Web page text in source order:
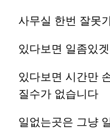
사무실 한번 잘못
있다보면 일좀있
있다보면 시간만
질수가 없습니다
일없는곳은 그냥